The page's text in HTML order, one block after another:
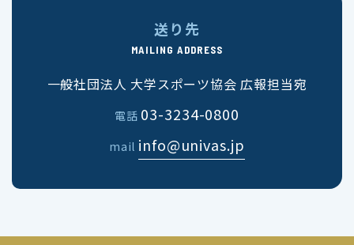
送り先
MAILING ADDRESS
一般社団法人 大学スポーツ協会 広報担当宛
電話 03-3234-0800
mail info@univas.jp